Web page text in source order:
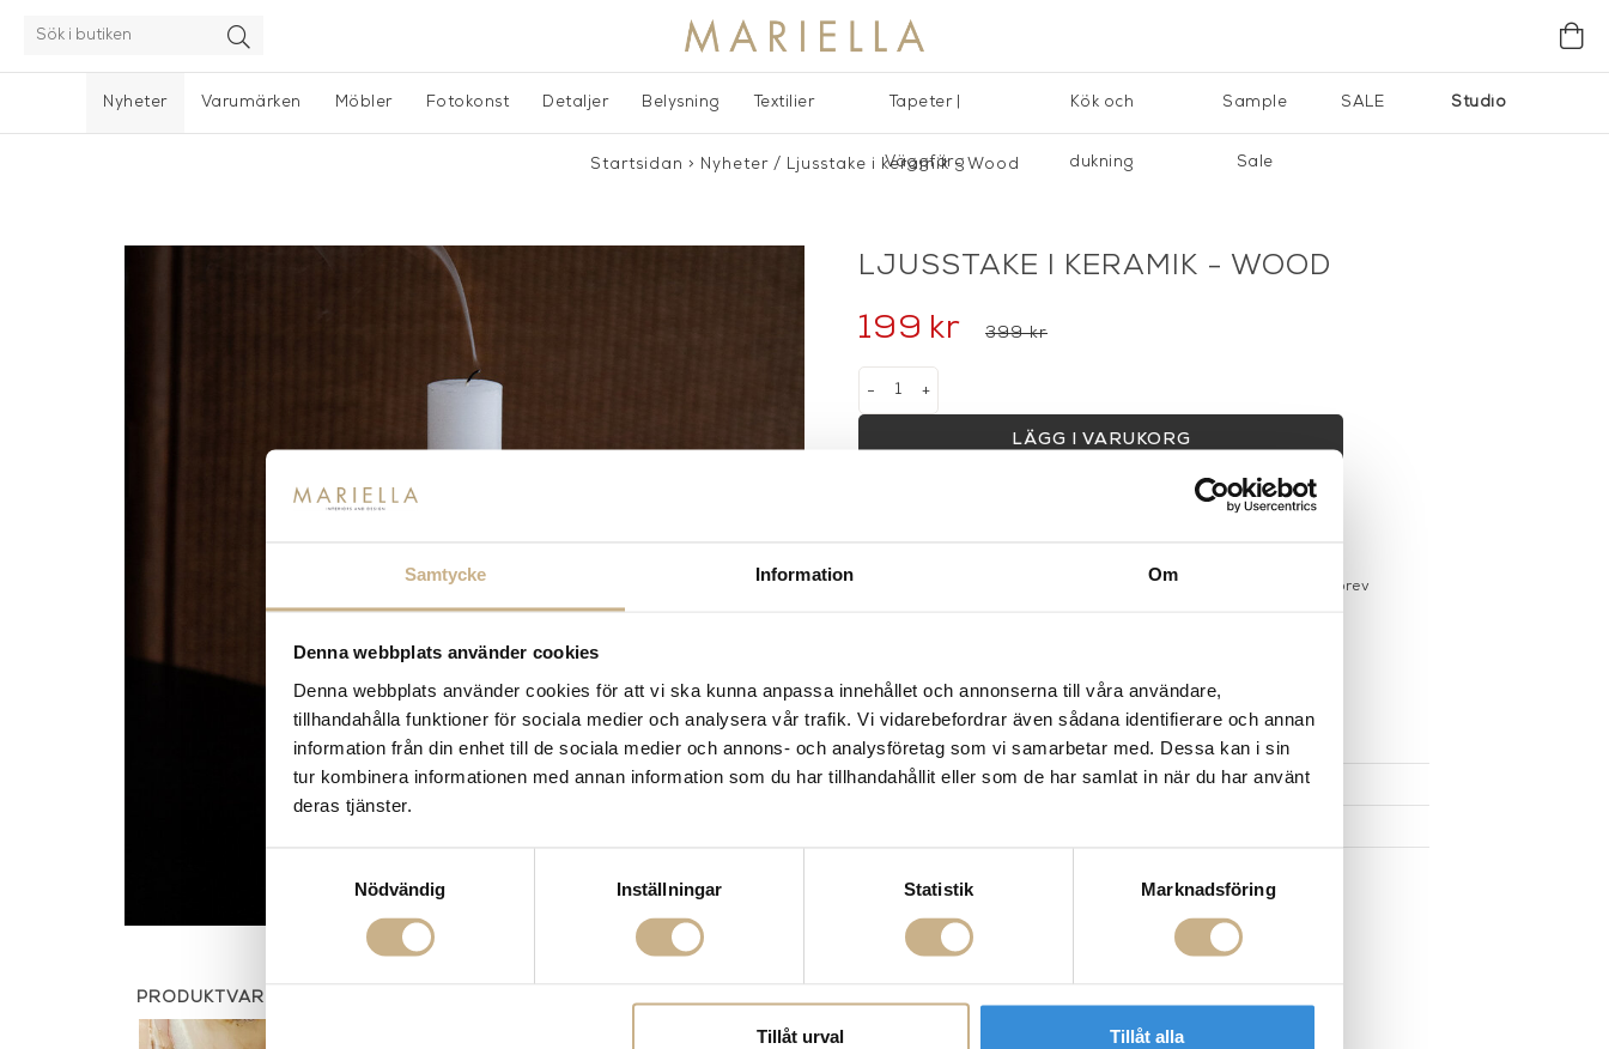
Samtycke Information Om
Denna webbplats använder cookies
Denna webbplats använder cookies för att vi ska kunna anpassa innehållet och annonserna till våra användare,
tillhandahålla funktioner för sociala medier och analysera vår trafik. Vi vidarebefordrar även sådana identifierare och annan
information från din enhet till de sociala medier och annons- och analysföretag som vi samarbetar med. Dessa kan i sin
tur kombinera informationen med annan information som du har tillhandahållit eller som de har samlat in när du har använt
deras tjänster.
Nödvändig
Inställningar Statistik Marknadsföring
Tillåt urval Tillåt alla
Nyheter Studio
Varumärken Möbler Fotokonst Detaljer Belysning Textilier Tapeter |
Väggfärg
Kök och
dukning
Sample
Sale
SALE
Startsidan > Nyheter/ Ljusstake i keramik - Wood
LJUSSTAKE I KERAMIK - WOOD
199 kr 399 kr
+
-
LÄGG I VARUKORG
när du registrerar dig för vårt nyhetsbrev
FRÅGA OSS OM PRODUKTEN
BESKRIVNING
PRODUKTVARIANTER